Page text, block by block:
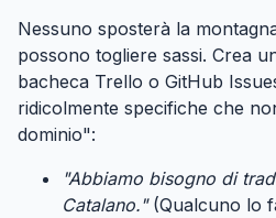
Nessuno sposterà la
possono togliere sassi. Crea
bacheca Trello o GitHub
ridicolmente specifiche che
dominio":
"Abbiamo bisogno di
Catalano."(Qualcuno lo